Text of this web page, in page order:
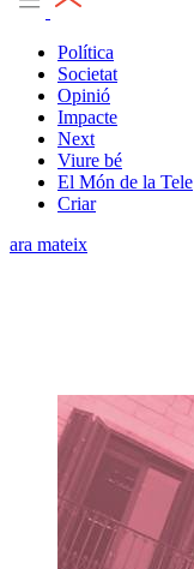
Política
Societat
Opinió
Impacte
Next
Viure bé
El Món de la Tele
Criar
ara mateix